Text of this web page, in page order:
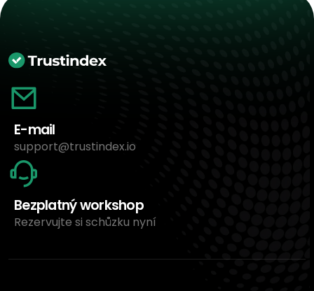
E-mail
support@trustindex.io
Bezplatný workshop
Rezervujte si schůzku nyní